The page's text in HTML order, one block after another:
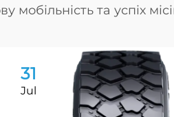
мобільність та успіх
31
Jul